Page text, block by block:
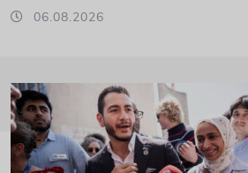
06.08.2026